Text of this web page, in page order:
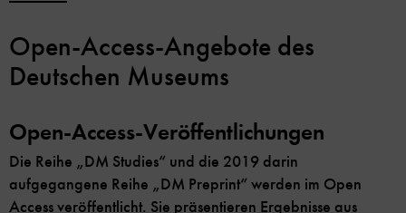
Open-Access-Angebote des
Deutschen Museums
Open-Access-Veröffentlichungen
Die Reihe „DM Studies“ und die 2019 darin
aufgegangene Reihe „DM Preprint“ werden im Open
Access veröffentlicht. Sie präsentieren Ergebnisse aus